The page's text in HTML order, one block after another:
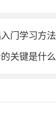
想教育培
台英语培
标有个详
门学习方法
关键是什么